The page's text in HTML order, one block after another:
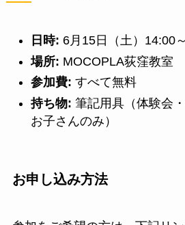
日時: 6月15日（土）14:00
場所: MOCOPLA荻窪教室
参加費: すべて無料
持ち物: 筆記用具（体験会
お子さんのみ）
お申し込み方法